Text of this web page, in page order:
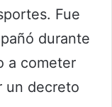
Fue
durante
a cometer
un decreto